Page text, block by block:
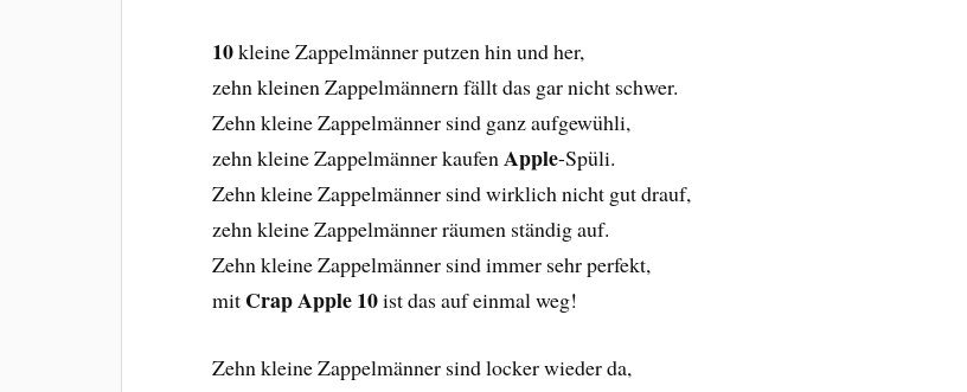
10kleine Zappelmänner putzen hin und her,
zehn kleinen Zappelmännern fällt das gar nicht schwer.
Zehn kleine Zappelmänner sind ganz aufgewühli,
zehn kleine Zappelmänner kaufenApple-Spüli.
Zehn kleine Zappelmänner sind wirklich nicht gut drauf,
zehn kleine Zappelmänner räumen ständig auf.
Zehn kleine Zappelmänner sind immer sehr perfekt,
mit Crap Apple 10ist das auf einmal weg!
Zehn kleine Zappelmänner sind locker wieder da,